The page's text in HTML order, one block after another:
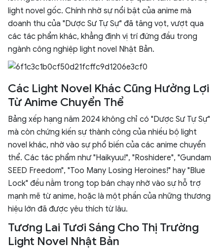
light novel gốc. Chính nhờ sự nổi bật của anime mà
doanh thu của "Dược Sư Tự Sự" đã tăng vọt, vượt qua
các tác phẩm khác, khẳng định vị trí đứng đầu trong
ngành công nghiệp light novel Nhật Bản.
Các Light Novel Khác Cũng Hưởng Lợi
Từ Anime Chuyển Thể
Bảng xếp hạng năm 2024 không chỉ có "Dược Sư Tự Sự"
mà còn chứng kiến sự thành công của nhiều bộ light
novel khác, nhờ vào sự phổ biến của các anime chuyển
thể. Các tác phẩm như "Haikyuu!", "Roshidere", "Gundam
SEED Freedom", "Too Many Losing Heroines!" hay "Blue
Lock" đều nằm trong top bán chạy nhờ vào sự hỗ trợ
mạnh mẽ từ anime, hoặc là một phần của những thương
hiệu lớn đã được yêu thích từ lâu.
Tương Lai Tươi Sáng Cho Thị Trường
Light Novel Nhật Bản